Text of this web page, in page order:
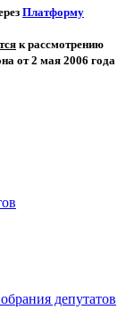
Платформу
к рассмотрению
от 2 мая 2006 года
депутатов